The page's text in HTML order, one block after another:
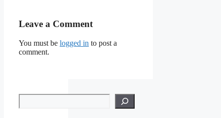
Leave a Comment
You must be logged in to post a
comment.